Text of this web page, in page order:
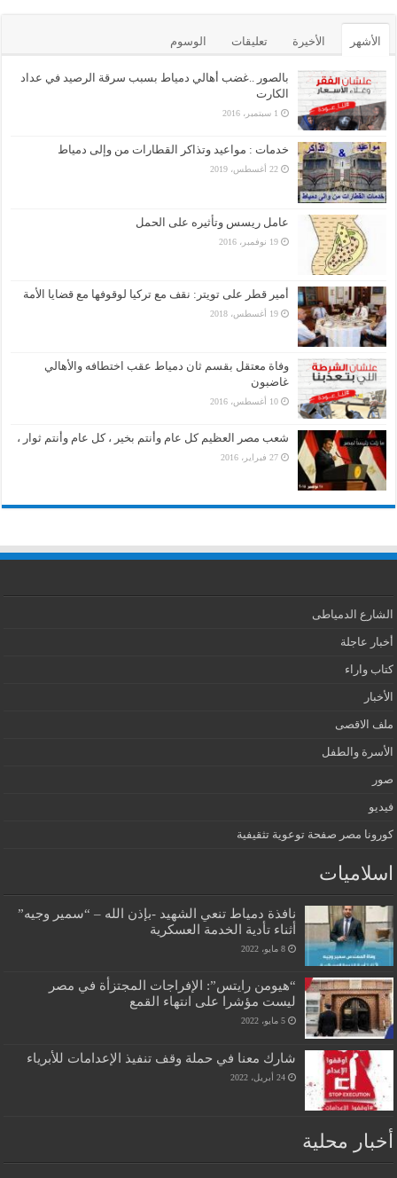
الأشهر الأخيرة تعليقات الوسوم
بالصور ..غضب أهالي دمياط بسبب سرقة الرصيد في عداد
الكارت
1 سبتمبر، 2016
خدمات : مواعيد وتذاكر القطارات من وإلى دمياط
22 أغسطس، 2019
عامل ريسس وتأثيره على الحمل
19 نوفمبر، 2016
أمير قطر على تويتر: نقف مع تركيا لوقوفها مع قضايا الأمة
19 أغسطس، 2018
وفاة معتقل بقسم ثان دمياط عقب اختطافه والأهالي
غاضبون
10 أغسطس، 2016
شعب مصر العظيم كل عام وأنتم بخير ، كل عام وأنتم ثوار ،
27 فبراير، 2016
الشارع الدمياطى
أخبار عاجلة
كتاب واراء
الأخبار
ملف الاقصى
الأسرة والطفل
صور
فيديو
كورونا مصر صفحة توعوية تثقيفية
اسلاميات
نافذة دمياط تنعي الشهيد -بإذن الله – “سمير وجيه”
أثناء تأدية الخدمة العسكرية
8 مايو، 2022
“هيومن رايتس”: الإفراجات المجتزأة في مصر
ليست مؤشرا على انتهاء القمع
5 مايو، 2022
شارك معنا في حملة وقف تنفيذ الإعدامات للأبرياء
24 أبريل، 2022
أخبار محلية